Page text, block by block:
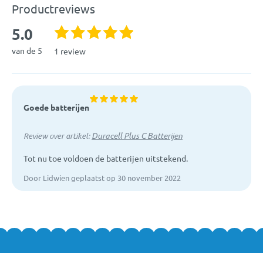
Productreviews
5.0
van de 5 1 review
Goede batterijen
Review over artikel:Duracell Plus C Batterijen
Tot nu toe voldoen de batterijen uitstekend.
Door Lidwien geplaatst op 30 november 2022